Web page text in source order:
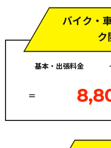
バイク・
ク
基本・出張料金